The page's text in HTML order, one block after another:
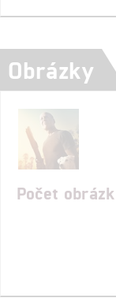
Obrázky
Počet